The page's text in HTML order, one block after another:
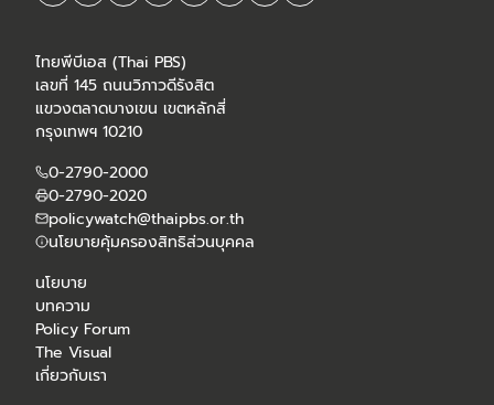
ไทยพีบีเอส (Thai PBS)
เลขที่ 145 ถนนวิภาวดีรังสิต
แขวงตลาดบางเขน เขตหลักสี่
กรุงเทพฯ 10210
0-2790-2000
0-2790-2020
policywatch@thaipbs.or.th
นโยบายคุ้มครองสิทธิส่วนบุคคล
นโยบาย
บทความ
Policy Forum
The Visual
เกี่ยวกับเรา